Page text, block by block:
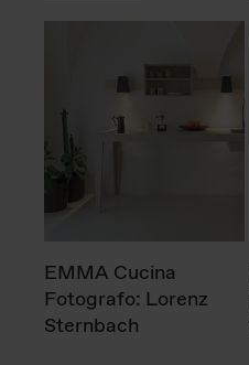
EMMA Cucina
Fotografo: Lorenz
Sternbach